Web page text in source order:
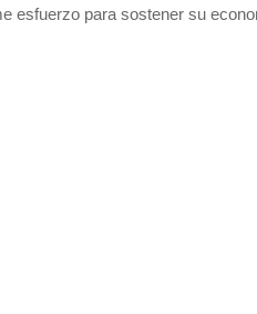
esfuerzo para sostener su